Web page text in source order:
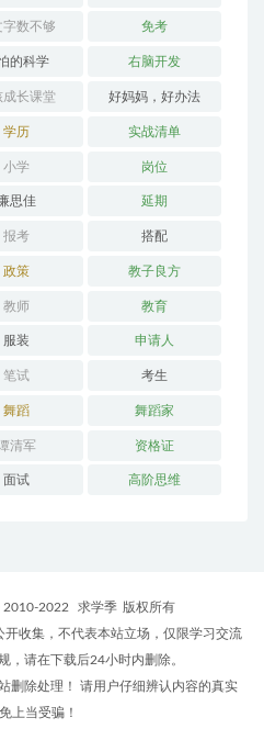
字数不够 免考
的科学 右脑开发
成长课堂 好妈妈，好办法
学历 实战清单
小学 岗位
廉思佳 延期
报考 搭配
政策 教子良方
教师 教育
服装 申请人
笔试 考生
舞蹈 舞蹈家
清军 资格证
面试 高阶思维
2022 求学季 版权所有
收集，不代表本站立场，仅限学习交流
，请在下载后24小时内删除。
删除处理！ 请用户仔细辨认内容的真实
上当受骗！